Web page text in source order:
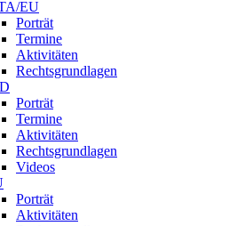
EU
Porträt
Termine
Aktivitäten
Rechtsgrundlagen
Porträt
Termine
Aktivitäten
Rechtsgrundlagen
Videos
Porträt
Aktivitäten